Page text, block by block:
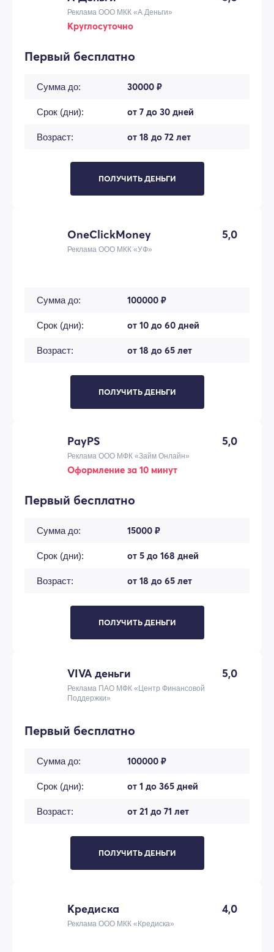
Реклама ООО МКК «А Деньги»
Круглосуточно
Первый бесплатно
Сумма до: 30000 ₽
Срок (дни): от 7 до 30 дней
Возраст: от 18 до 72 лет
ПОЛУЧИТЬ ДЕНЬГИ
OneClickMoney 5,0
Реклама ООО МКК «УФ»
Сумма до: 100000 ₽
Срок (дни): от 10 до 60 дней
Возраст: от 18 до 65 лет
ПОЛУЧИТЬ ДЕНЬГИ
PayPS 5,0
Реклама ООО МФК «Займ Онлайн»
Оформление за 10 минут
Первый бесплатно
Сумма до: 15000 ₽
Срок (дни): от 5 до 168 дней
Возраст: от 18 до 65 лет
ПОЛУЧИТЬ ДЕНЬГИ
VIVA деньги 5,0
Реклама ПАО МФК «Центр Финансовой
Поддержки»
Первый бесплатно
Сумма до: 100000 ₽
Срок (дни): от 1 до 365 дней
Возраст: от 21 до 71 лет
ПОЛУЧИТЬ ДЕНЬГИ
Кредиска 4,0
Реклама ООО МКК «Кредиска»